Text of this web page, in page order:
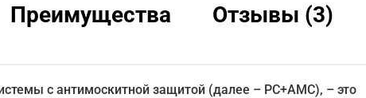
Преимущества Отзывы (3)
с антимоскитной защитой (далее – РС+АМС), – это